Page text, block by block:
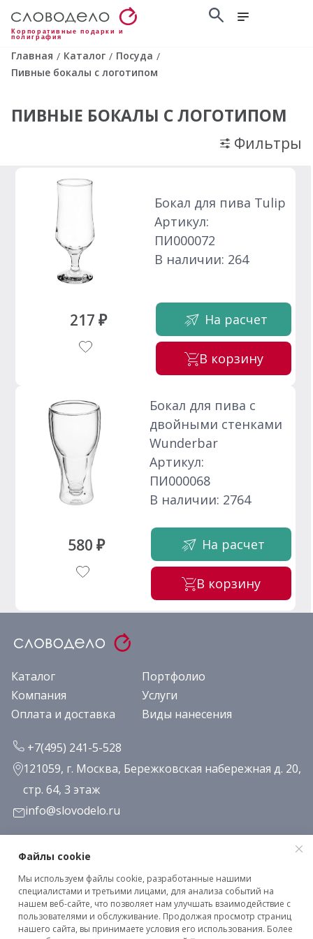
Корпоративные подарки и
полиграфия
Главная / Каталог / Посуда /
Пивные бокалы с логотипом
ПИВНЫЕ БОКАЛЫ С ЛОГОТИПОМ
Фильтры
217 ₽
Бокал для пива Tulip
Артикул:
ПИ000072
В наличии: 264
На расчет
В корзину
580 ₽
Бокал для пива с
двойными стенками
Wunderbar
Артикул:
ПИ000068
В наличии: 2764
На расчет
В корзину
Каталог
Портфолио
Компания
Услуги
Оплата и доставка
Виды нанесения
+7(495) 241-5-528
121059, г. Москва, Бережковская набережная д. 20,
стр. 64, 3 этаж
info@slovodelo.ru
Заказать звонок
Подписаться на рассылку
Клиентское соглашение
Файлы cookie
Мы используем файлы cookie, разработанные нашими
специалистами и третьими лицами, для анализа событий на
нашем веб-сайте, что позволяет нам улучшать взаимодействие с
пользователями и обслуживание. Продолжая просмотр страниц
нашего сайта, вы принимаете условия его использования. Более